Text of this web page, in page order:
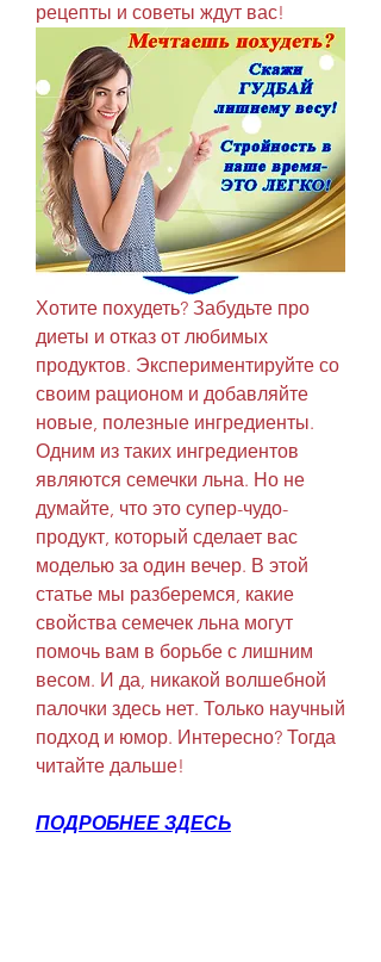
рецепты и советы ждут вас!
Хотите похудеть? Забудьте про
диеты и отказ от любимых
продуктов. Экспериментируйте со
своим рационом и добавляйте
новые, полезные ингредиенты.
Одним из таких ингредиентов
являются семечки льна. Но не
думайте, что это супер-чудо-
продукт, который сделает вас
моделью за один вечер. В этой
статье мы разберемся, какие
свойства семечек льна могут
помочь вам в борьбе с лишним
весом. И да, никакой волшебной
палочки здесь нет. Только научный
подход и юмор. Интересно? Тогда
читайте дальше!
ПОДРОБНЕЕ ЗДЕСЬ